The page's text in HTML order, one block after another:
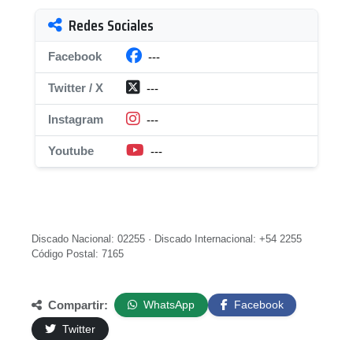
Redes Sociales
Facebook ---
Twitter / X ---
Instagram ---
Youtube ---
Discado Nacional: 02255 · Discado Internacional: +54 2255
Código Postal: 7165
Compartir: WhatsApp
Facebook
Twitter